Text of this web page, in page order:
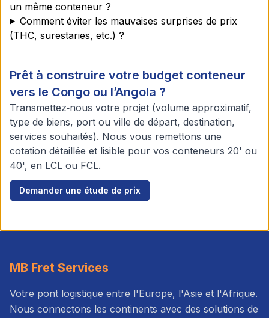
un même conteneur ?
Comment éviter les mauvaises surprises de prix
(THC, surestaries, etc.) ?
Prêt à construire votre budget conteneur
vers le Congo ou l’Angola ?
Transmettez‑nous votre projet (volume approximatif,
type de biens, port ou ville de départ, destination,
services souhaités). Nous vous remettons une
cotation détaillée et lisible pour vos conteneurs 20' ou
40', en LCL ou FCL.
Demander une étude de prix
MB Fret Services
Votre pont logistique entre l'Europe, l'Asie et l'Afrique.
Nous connectons les continents avec des solutions de